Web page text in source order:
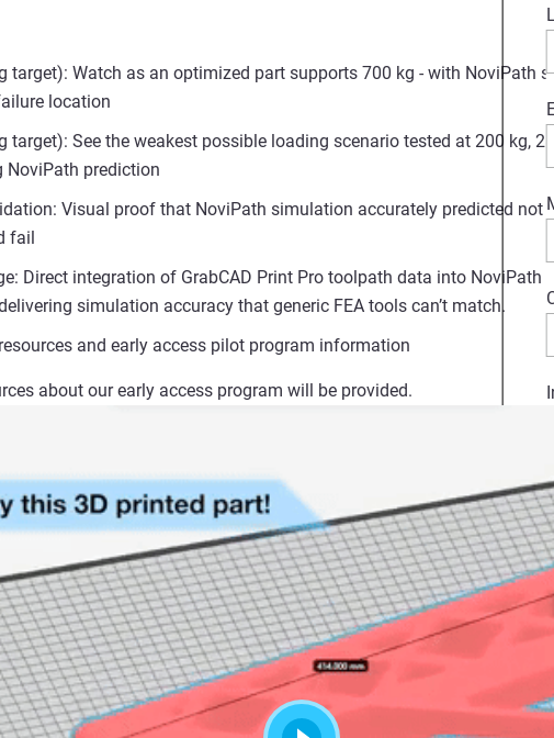
target): Watch as an optimized part supports 700 kg - with NoviPath
location
target): See the weakest possible loading scenario tested at 200 kg,
NoviPath prediction
Visual proof that NoviPath simulation accurately predicted not
fail
Direct integration of GrabCAD Print Pro toolpath data into NoviPath
simulation accuracy that generic FEA tools can’t match.
and early access pilot program information
about our early access program will be provided.